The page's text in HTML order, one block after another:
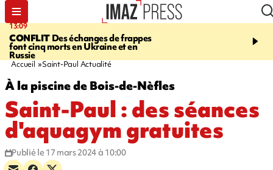
13:09
CONFLIT Des échanges de frappes
font cinq morts en Ukraine et en
Russie
17:14
Quatre
européennes pour les
Accueil Saint-Paul Actualité
À la piscine de Bois-de-Nèfles
Saint-Paul : des séances
d'aquagym gratuites
Publié le 17 mars 2024 à 10:00